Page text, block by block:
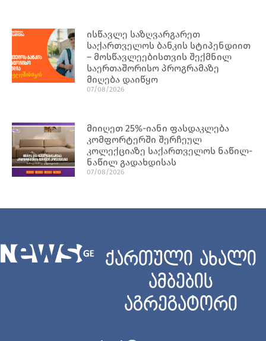
ისწავლე საზღვარგარეთ
საქართველოს ბანკის სტიპენდიით
– მოსწავლეებისთვის შექმნილ
საერთაშორისო პროგრამაზე
მიღება დაიწყო
07/08/2026
მიიღეთ 25%-იანი ფასდაკლება
კომფორტერში შერჩეულ
კოლექციაზე საქართველოს ნაწილ-
ნაწილ გადახდისას
07/08/2026
ქართული ახალი
ამბების
აგრეგატორი